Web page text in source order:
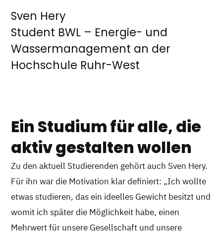
Sven Hery
Student BWL – Energie- und
Wassermanagement an der
Hochschule Ruhr-West
Ein Studium für alle, die
aktiv gestalten wollen
Zu den aktuell Studierenden gehört auch Sven Hery.
Für ihn war die Motivation klar definiert: „Ich wollte
etwas studieren, das ein ideelles Gewicht besitzt und
womit ich später die Möglichkeit habe, einen
Mehrwert für unsere Gesellschaft und unsere